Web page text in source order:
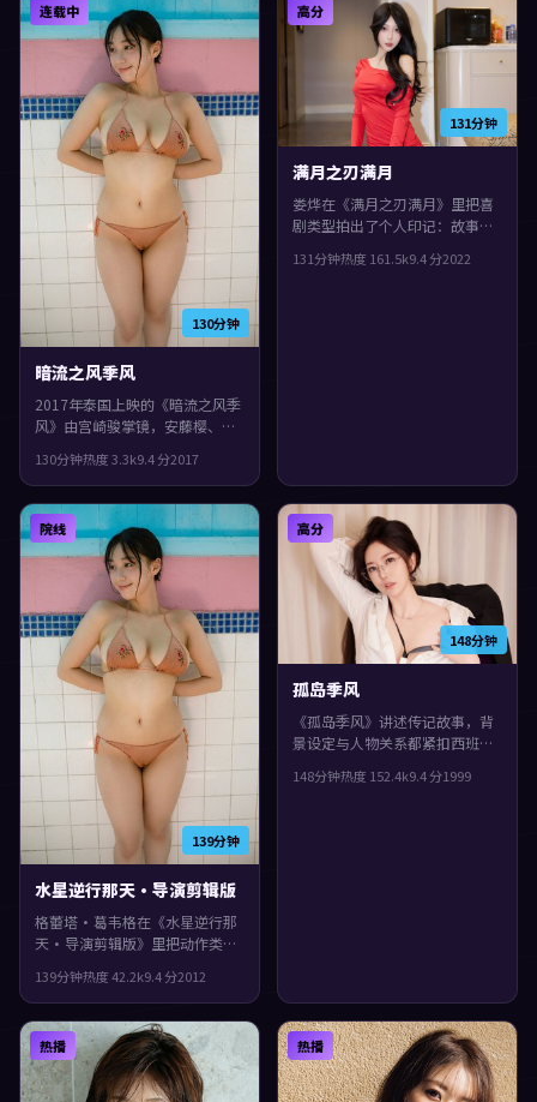
130分钟
连载中
暗流之风季风
2017年泰国上映的《暗流之风季
风》由宫崎骏掌镜，安藤樱、孔
科幻，一场意外把原本平行的人
生拧在一起，观感紧凑，值得推
荐。
130分钟热度3.3k9.4分2017
131分钟
高分
满月之刃满月
娄烨在《满月之刃满月》里把喜
剧类型拍出了个人印记：故事发
主演包括木村拓哉、小松菜奈、
131分钟热度 161.5k9.4分2022
139分钟
院线
水星逆行那天·导演剪辑版
格蕾塔·葛韦格在《水星逆行那
天·导演剪辑版》里把动作类型
国，2012年与观众见面。主演包
括佛罗伦斯·珀、苍井优、刘青
云。真相像洋葱一样被层层剥
开，片尾余味很足。
139分钟热度42.2k9.4分2012
148分钟
高分
孤岛季风
《孤岛季风》讲述传记故事，背
景设定与人物关系都紧扣西班牙
诺兰执导，小松菜奈、张子枫、
148分钟热度 152.4k9.4分1999
热播 热播